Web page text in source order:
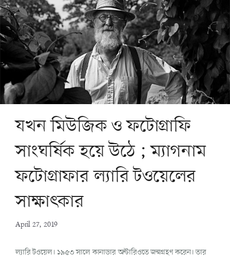
যখন মিউজিক ও ফটোগ্রাফি
সাংঘর্ষিক হয়ে উঠে ; ম্যাগনাম
ফটোগ্রাফার ল্যারি টওয়েলের
সাক্ষাৎকার
April 27, 2019
ল্যারি টওয়েল। ১৯৫৩ সালে কানাডার অন্টারিওতে জন্মগ্রহণ করেন। তার